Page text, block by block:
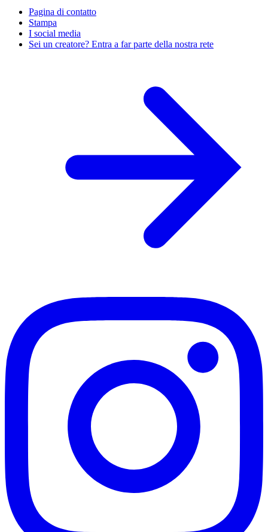
Pagina di contatto
Stampa
I social media
Sei un creatore? Entra a far parte della nostra rete